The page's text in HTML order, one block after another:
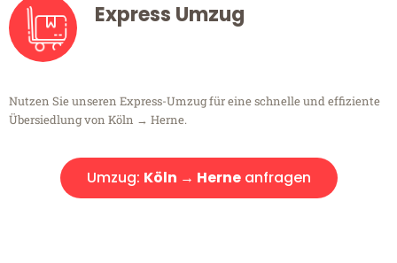
Express Umzug
Nutzen Sie unseren Express-Umzug für eine schnelle und effiziente
Übersiedlung von Köln → Herne.
Umzug: Köln → Herneanfragen